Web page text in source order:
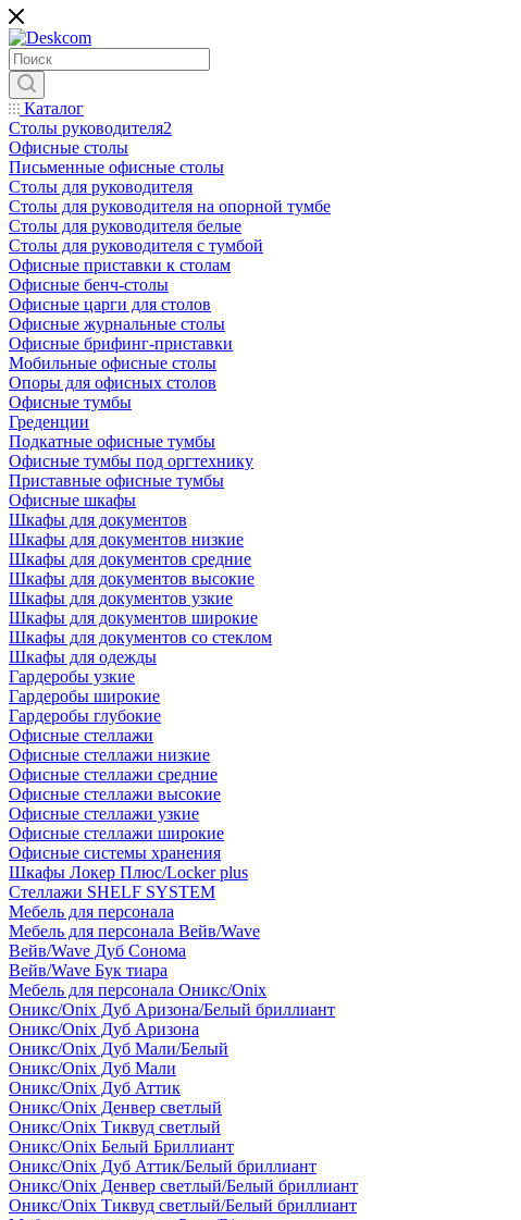
Каталог
Столы руководителя2
Офисные столы
Письменные офисные столы
Столы для руководителя
Столы для руководителя на опорной тумбе
Столы для руководителя белые
Столы для руководителя с тумбой
Офисные приставки к столам
Офисные бенч-столы
Офисные царги для столов
Офисные журнальные столы
Офисные брифинг-приставки
Мобильные офисные столы
Опоры для офисных столов
Офисные тумбы
Греденции
Подкатные офисные тумбы
Офисные тумбы под оргтехнику
Приставные офисные тумбы
Офисные шкафы
Шкафы для документов
Шкафы для документов низкие
Шкафы для документов средние
Шкафы для документов высокие
Шкафы для документов узкие
Шкафы для документов широкие
Шкафы для документов со стеклом
Шкафы для одежды
Гардеробы узкие
Гардеробы широкие
Гардеробы глубокие
Офисные стеллажи
Офисные стеллажи низкие
Офисные стеллажи средние
Офисные стеллажи высокие
Офисные стеллажи узкие
Офисные стеллажи широкие
Офисные системы хранения
Шкафы Локер Плюс/Locker plus
Стеллажи SHELF SYSTEM
Мебель для персонала
Мебель для персонала Вейв/Wave
Вейв/Wave Дуб Сонома
Вейв/Wave Бук тиара
Мебель для персонала Оникс/Onix
Оникс/Onix Дуб Аризона/Белый бриллиант
Оникс/Onix Дуб Аризона
Оникс/Onix Дуб Мали/Белый
Оникс/Onix Дуб Мали
Оникс/Onix Дуб Аттик
Оникс/Onix Денвер светлый
Оникс/Onix Тиквуд светлый
Оникс/Onix Белый Бриллиант
Оникс/Onix Дуб Аттик/Белый бриллиант
Оникс/Onix Денвер светлый/Белый бриллиант
Оникс/Onix Тиквуд светлый/Белый бриллиант